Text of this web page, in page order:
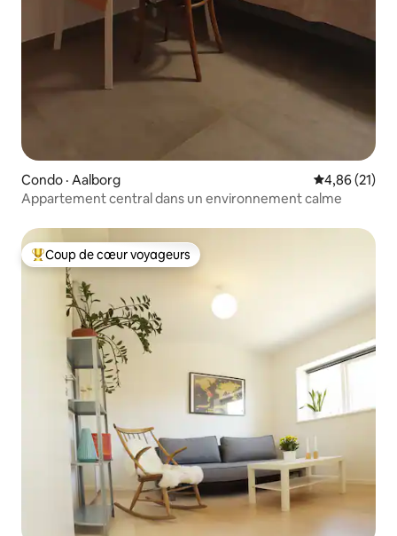
Condo · Aalborg Note
4,86 (21)
Appartement central dans un environnement calme
Coup de cœur voyageurs parmi les plus aimés
Coup de cœur voyageurs